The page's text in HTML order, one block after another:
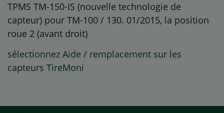
TPMS TM-150-IS (nouvelle technologie de
capteur) pour TM-100 / 130. 01/2015, la position
roue 2 (avant droit)
sélectionnez Aide / remplacement sur les
capteurs TireMoni